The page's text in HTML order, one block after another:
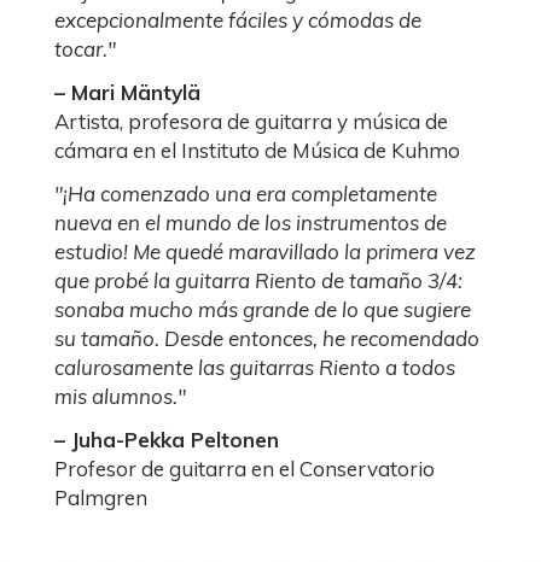
excepcionalmente fáciles y cómodas de
tocar."
– Mari Mäntylä
Artista, profesora de guitarra y música de
cámara en el Instituto de Música de Kuhmo
"¡Ha comenzado una era completamente
nueva en el mundo de los instrumentos de
estudio! Me quedé maravillado la primera vez
que probé la guitarra Riento de tamaño 3/4:
sonaba mucho más grande de lo que sugiere
su tamaño. Desde entonces, he recomendado
calurosamente las guitarras Riento a todos
mis alumnos."
– Juha-Pekka Peltonen
Profesor de guitarra en el Conservatorio
Palmgren